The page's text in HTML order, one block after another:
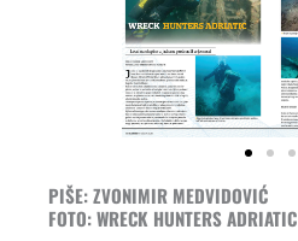
PIŠE: ZVONIMIR MEDVIDOVIĆ
￭
FOTO: WRECK HUNTERS ADRIATIC